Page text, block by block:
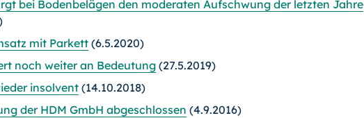
bei Bodenbelägen den moderaten Aufschwung der letzten Jahre
mit Parkett (6.5.2020)
noch weiter an Bedeutung (27.5.2019)
insolvent (14.10.2018)
der HDM GmbH abgeschlossen (4.9.2016)